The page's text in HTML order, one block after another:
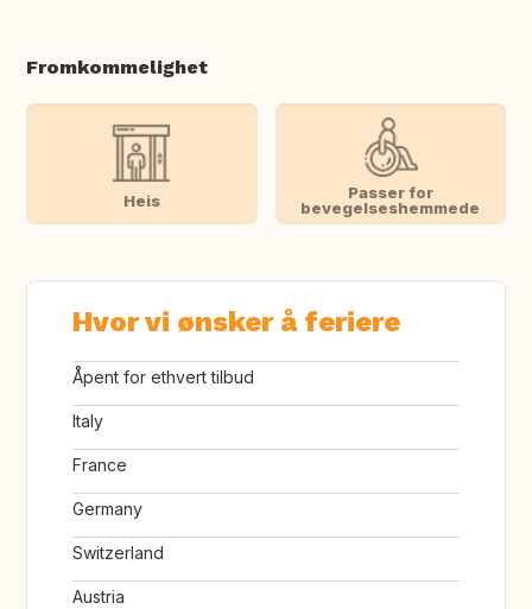
Fromkommelighet
Heis
Passer for
bevegelseshemmede
Hvor vi ønsker å feriere
Åpent for ethvert tilbud
Italy
France
Germany
Switzerland
Austria